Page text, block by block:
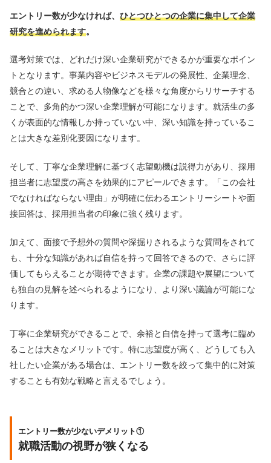
エントリー数が少なければ、 ひとつひとつの企業に集中して企業
研究を進められます。
選考対策では、どれだけ深い企業研究ができるかが重要なポイン
トとなります。事業内容やビジネスモデルの発展性、企業理念、
競合との違い、求める人物像などを様々な角度からリサーチする
ことで、多角的かつ深い企業理解が可能になります。就活生の多
くが表面的な情報しか持っていない中、深い知識を持っているこ
とは大きな差別化要因になります。
そして、丁寧な企業理解に基づく志望動機は説得力があり、採用
担当者に志望度の高さを効果的にアピールできます。「この会社
でなければならない理由」が明確に伝わるエントリーシートや面
接回答は、採用担当者の印象に強く残ります。
加えて、面接で予想外の質問や深掘りされるような質問をされて
も、十分な知識があれば自信を持って回答できるので、さらに評
価してもらえることが期待できます。企業の課題や展望について
も独自の見解を述べられるようになり、より深い議論が可能にな
ります。
丁寧に企業研究ができることで、余裕と自信を持って選考に臨め
ることは大きなメリットです。特に志望度が高く、どうしても入
社したい企業がある場合は、エントリー数を絞って集中的に対策
することも有効な戦略と言えるでしょう。
エントリー数が少ないデメリット①
就職活動の視野が狭くなる